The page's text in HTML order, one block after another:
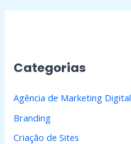
s
p
Categorias
Agência de Marketing Digital
Branding
Criação de Sites